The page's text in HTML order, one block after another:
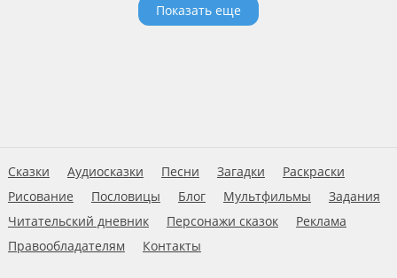
Показать еще
Сказки Аудиосказки Песни Загадки
Раскраски
Рисование
Пословицы Блог Мультфильмы
Задания
Читательский дневник
Персонажи сказок
Реклама
Правообладателям
Контакты